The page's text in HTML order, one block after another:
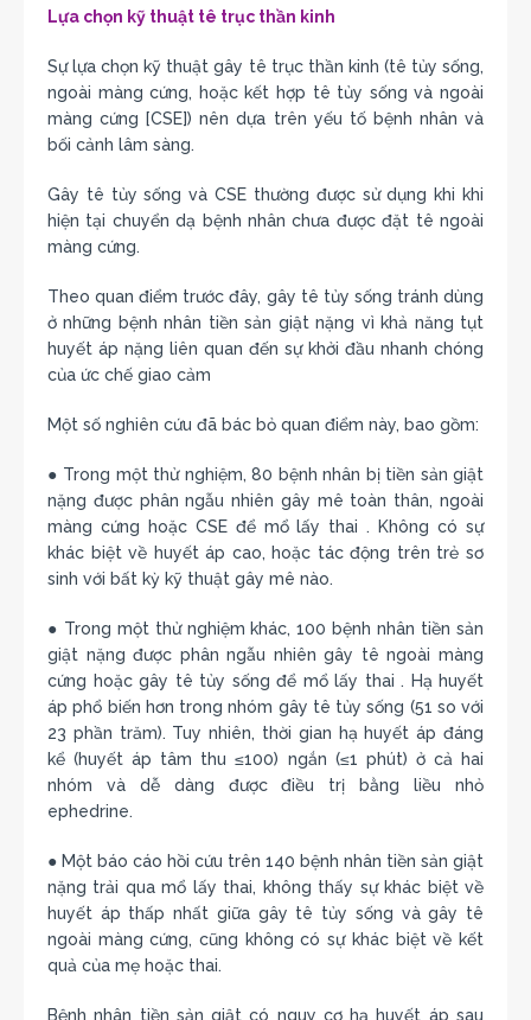
Lựa chọn kỹ thuật tê trục thần kinh
Sự lựa chọn kỹ thuật gây tê trục thần kinh (tê tủy sống,
ngoài màng cứng, hoặc kết hợp tê tủy sống và ngoài
màng cứng [CSE]) nên dựa trên yếu tố bệnh nhân và
bối cảnh lâm sàng.
Gây tê tủy sống và CSE thường được sử dụng khi khi
hiện tại chuyển dạ bệnh nhân chưa được đặt tê ngoài
màng cứng.
Theo quan điểm trước đây, gây tê tủy sống tránh dùng
ở những bệnh nhân tiền sản giật nặng vì khả năng tụt
huyết áp nặng liên quan đến sự khởi đầu nhanh chóng
của ức chế giao cảm
Một số nghiên cứu đã bác bỏ quan điểm này, bao gồm:
● Trong một thử nghiệm, 80 bệnh nhân bị tiền sản giật
nặng được phân ngẫu nhiên gây mê toàn thân, ngoài
màng cứng hoặc CSE để mổ lấy thai . Không có sự
khác biệt về huyết áp cao, hoặc tác động trên trẻ sơ
sinh với bất kỳ kỹ thuật gây mê nào.
● Trong một thử nghiệm khác, 100 bệnh nhân tiền sản
giật nặng được phân ngẫu nhiên gây tê ngoài màng
cứng hoặc gây tê tủy sống để mổ lấy thai . Hạ huyết
áp phổ biến hơn trong nhóm gây tê tủy sống (51 so với
23 phần trăm). Tuy nhiên, thời gian hạ huyết áp đáng
kể (huyết áp tâm thu ≤100) ngắn (≤1 phút) ở cả hai
nhóm và dễ dàng được điều trị bằng liều nhỏ
ephedrine.
● Một báo cáo hồi cứu trên 140 bệnh nhân tiền sản giật
nặng trải qua mổ lấy thai, không thấy sự khác biệt về
huyết áp thấp nhất giữa gây tê tủy sống và gây tê
ngoài màng cứng, cũng không có sự khác biệt về kết
quả của mẹ hoặc thai.
Bệnh nhân tiền sản giật có nguy cơ hạ huyết áp sau